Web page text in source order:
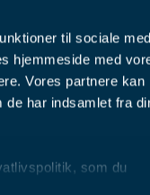
til sociale
hjemmeside med
Vores partnere kan
har indsamlet fra
som du